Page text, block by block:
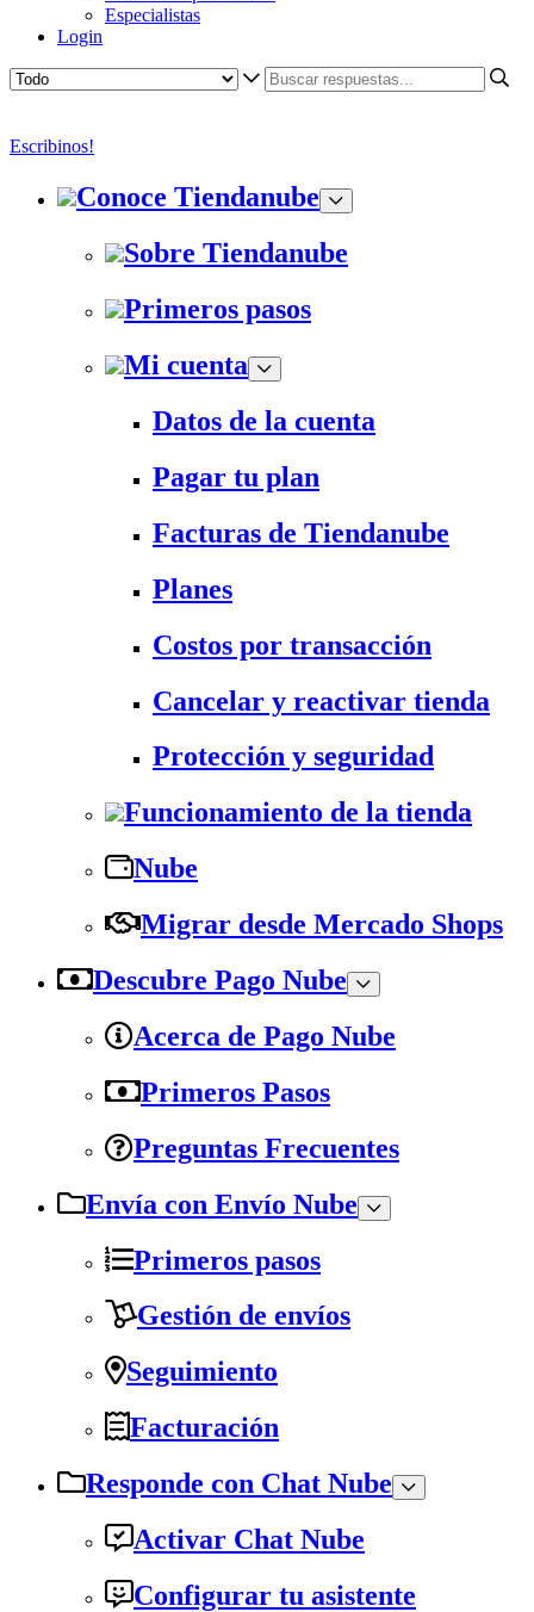
Especialistas
Login
Escribinos!
Conoce Tiendanube
Sobre Tiendanube
Primeros pasos
Mi cuenta
Datos de la cuenta
Pagar tu plan
Facturas de Tiendanube
Planes
Costos por transacción
Cancelar y reactivar tienda
Protección y seguridad
Funcionamiento de la tienda
Nube
Migrar desde Mercado Shops
Descubre Pago Nube
Acerca de Pago Nube
Primeros Pasos
Preguntas Frecuentes
Envía con Envío Nube
Primeros pasos
Gestión de envíos
Seguimiento
Facturación
Responde con Chat Nube
Activar Chat Nube
Configurar tu asistente